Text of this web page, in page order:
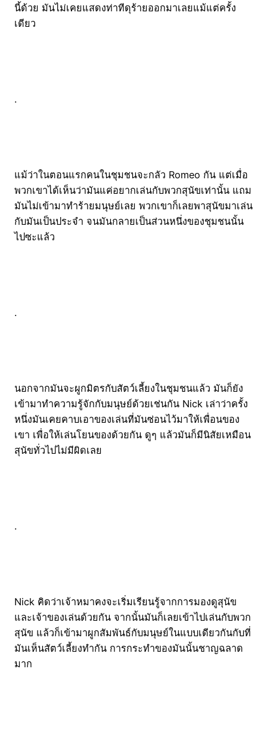
นี้ด้วย มันไม่เคยแสดงท่าทีดุร้ายออกมาเลยแม้แต่ครั้ง
เดียว
.
แม้ว่าในตอนแรกคนในชุมชนจะกลัว Romeo กัน แต่เมื่อ
พวกเขาได้เห็นว่ามันแค่อยากเล่นกับพวกสุนัขเท่านั้น แถม
มันไม่เข้ามาทำร้ายมนุษย์เลย พวกเขาก็เลยพาสุนัขมาเล่น
กับมันเป็นประจำ จนมันกลายเป็นส่วนหนึ่งของชุมชนนั้น
ไปซะแล้ว
.
นอกจากมันจะผูกมิตรกับสัตว์เลี้ยงในชุมชนแล้ว มันก็ยัง
เข้ามาทำความรู้จักกับมนุษย์ด้วยเช่นกัน Nick เล่าว่าครั้ง
หนึ่งมันเคยคาบเอาของเล่นที่มันซ่อนไว้มาให้เพื่อนของ
เขา เพื่อให้เล่นโยนของด้วยกัน ดูๆ แล้วมันก็มีนิสัยเหมือน
สุนัขทั่วไปไม่มีผิดเลย
.
Nick คิดว่าเจ้าหมาคงจะเริ่มเรียนรู้จากการมองดูสุนัข
และเจ้าของเล่นด้วยกัน จากนั้นมันก็เลยเข้าไปเล่นกับพวก
สุนัข แล้วก็เข้ามาผูกสัมพันธ์กับมนุษย์ในแบบเดียวกันกับที่
มันเห็นสัตว์เลี้ยงทำกัน การกระทำของมันนั้นชาญฉลาด
มาก